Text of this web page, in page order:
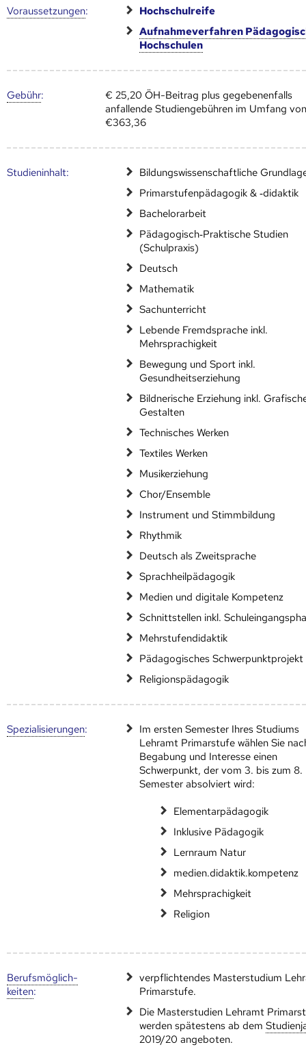
Voraus­setzungen:
Hochschulreife
Aufnahmeverfahren
Hoch­schulen
Gebühr:
€ 25,20 ÖH-Beitrag plus gegebenenfalls
anfallende Studiengebühren im Umfang
€363,36
Studien­inhalt:
Bildungswissenschaftliche
Primarstufenpädagogik & ‐didaktik
Bachelorarbeit
Pädagogisch‐Praktische Studien
(Schulpraxis)
Deutsch
Mathematik
Sachunterricht
Lebende Fremdsprache inkl.
Mehrsprachigkeit
Bewegung und Sport inkl.
Gesundheitserziehung
Bildnerische Erziehung inkl.
Gestalten
Technisches Werken
Textiles Werken
Musikerziehung
Chor/Ensemble
Instrument und Stimmbildung
Rhythmik
Deutsch als Zweitsprache
Sprachheilpädagogik
Medien und digitale Kompetenz
Schnittstellen inkl.
Mehrstufendidaktik
Pädagogisches Schwerpunktprojekt
Religionspädagogik
Speziali­sierungen:
Im ersten Semester Ihres Studiums
Lehramt Primarstufe wählen Sie
Begabung und Interesse einen
Schwerpunkt, der vom 3. bis zum 8.
Semester absolviert wird:
Elementarpädagogik
Inklusive Pädagogik
Lernraum Natur
medien.didaktik.kompetenz
Mehrsprachigkeit
Religion
Berufs­möglich­
keiten:
verpflichtendes Masterstudium
Primarstufe.
Die Masterstudien Lehramt
werden spätestens ab dem
2019/20 angeboten.